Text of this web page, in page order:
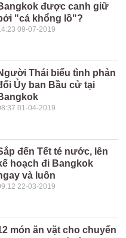
được canh giữ
"cá khổng lồ"?
09-07-2019
Thái biểu tình phản
Ủy ban Bầu cử tại
01-04-2019
đến Tết té nước, lên
hoạch đi Bangkok
và luôn
22-03-2019
món ăn vặt cho chuyến